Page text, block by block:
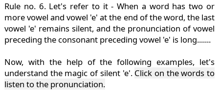
Rule no. 6. Let's refer to it - When a word has two or
more vowel and vowel 'e' at the end of the word, the last
vowel 'e' remains silent, and the pronunciation of vowel
preceding the consonant preceding vowel 'e' is long.......
Now, with the help of the following examples, let's
understand the magic of silent 'e'. Click on the words to
listen to the pronunciation.